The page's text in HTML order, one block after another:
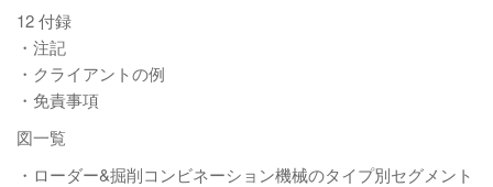
12 付録
・注記
・クライアントの例
・免責事項
図一覧
・ローダー&掘削コンビネーション機械のタイプ別セグメント